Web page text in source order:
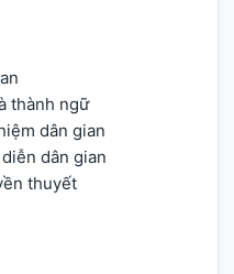
thành ngữ
dân gian
dân gian
thuyết